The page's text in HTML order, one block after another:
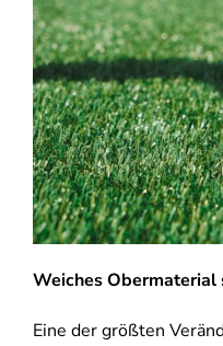
Weiches
Eine der größten